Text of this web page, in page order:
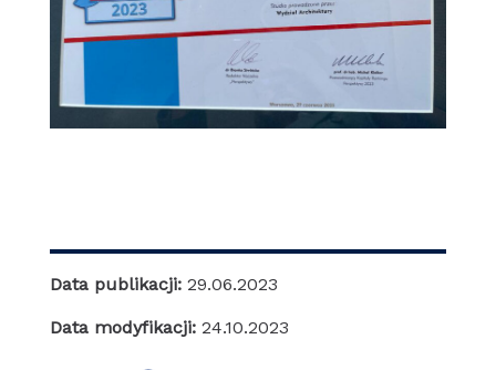
Data publikacji: 29.06.2023
Data modyfikacji: 24.10.2023